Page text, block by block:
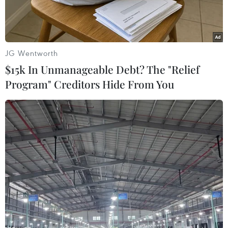
Nhân viên y tế điều trị cho bệnh nhân nhiễm COVID-19 tại bệnh
viện dã chiến tại Vũ Hán, tỉnh Hồ Bắc, Trung Quốc, ngày
14/2/2020. (Ảnh: THX/ TTXVN)
JG Wentworth
$15k In Unmanageable Debt? The "Relief
Program" Creditors Hide From You